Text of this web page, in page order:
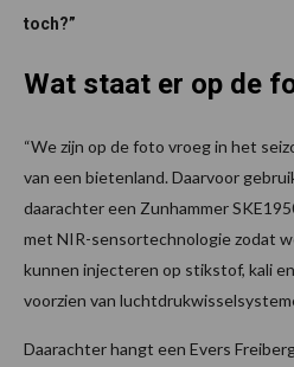
toch?”
Wat staat er op de
“We zijn op de foto vroeg in het
van een bietenland. Daarvoor
daarachter een Zunhammer
met NIR-sensortechnologie zodat
kunnen injecteren op stikstof, kali
voorzien van
Daarachter hangt een Evers